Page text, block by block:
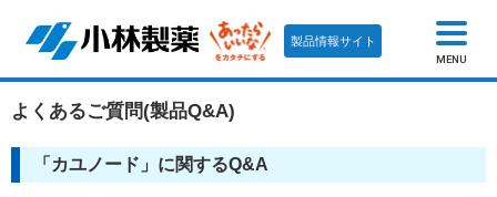
製品情報サイト
MENU
よくあるご質問(製品Q&A)
「カユノード」に関するQ&A